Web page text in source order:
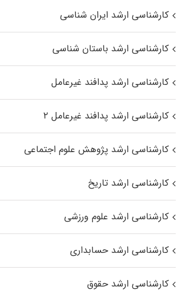
کارشناسی ارشد ایران شناسی
کارشناسی ارشد باستان شناسی
کارشناسی ارشد پدافند غیرعامل
کارشناسی ارشد پدافند غیرعامل ۲
کارشناسی ارشد پژوهش علوم اجتماعی
کارشناسی ارشد تاریخ
کارشناسی ارشد علوم ورزشی
کارشناسی ارشد حسابداری
کارشناسی ارشد حقوق